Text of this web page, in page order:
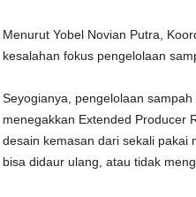
Menurut Yobel Novian Putra,
kesalahan fokus pengelolaan
Seyogianya, pengelolaan
menegakkan Extended Producer
desain kemasan dari sekali pakai
bisa didaur ulang, atau tidak